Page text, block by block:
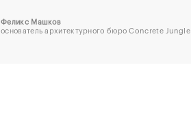
Феликс Машков
основатель архитектурного бюро Concrete Jungle